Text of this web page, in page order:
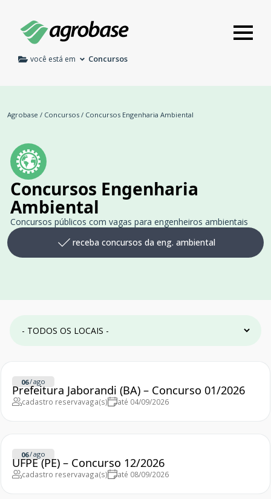
você está em Concursos
Agrobase / Concursos / Concursos Engenharia Ambiental
Concursos Engenharia
Ambiental
Concursos públicos com vagas para engenheiros ambientais
receba concursos da eng. ambiental
06/ago
Prefeitura Jaborandi (BA) – Concurso 01/2026
cadastro reservavaga(s) até 04/09/2026
06/ago
UFPE (PE) – Concurso 12/2026
cadastro reservavaga(s) até 08/09/2026